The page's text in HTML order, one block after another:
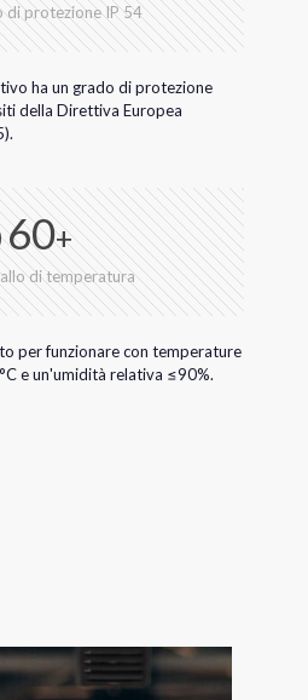
di protezione IP 54
ha un grado di protezione
della Direttiva Europea
60+
di temperatura
per funzionare con temperature
e un'umidità relativa ≤90%.